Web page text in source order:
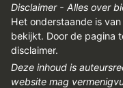
Disclaimer - Alles over
Het onderstaande is
bekijkt. Door de pagina
disclaimer.
Deze inhoud is
website mag